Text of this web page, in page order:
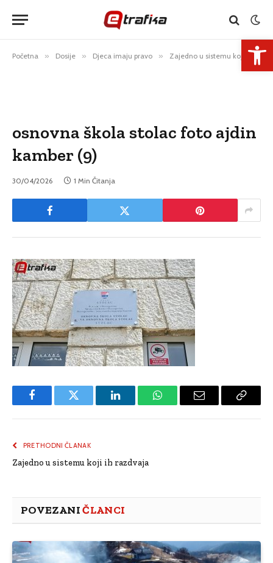
Početna » Dosije » Djeca imaju pravo » Zajedno u sistemu koji ih razdvaja
osnovna škola stolac foto ajdin
kamber (9)
30/04/2026 1 Min Čitanja
FacebookTwitter LinkedInWhatsAppEmail
Copy
PRETHODNI ČLANAK
Zajedno u sistemu koji ih razdvaja
POVEZANIČLANCI